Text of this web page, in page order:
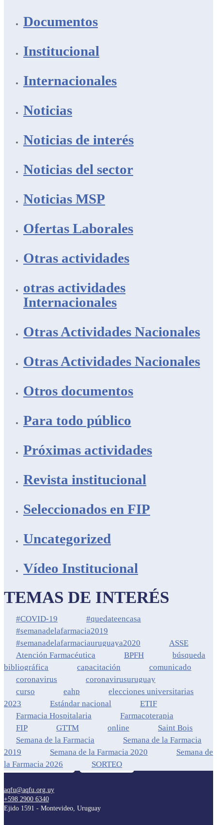
Documentos
Institucional
Internacionales
Noticias
Noticias de interés
Noticias del sector
Noticias MSP
Ofertas Laborales
Otras actividades
otras actividades
Internacionales
Otras Actividades Nacionales
Otras Actividades Nacionales
Otros documentos
Para todo público
Próximas actividades
Revista institucional
Seleccionados en FIP
Uncategorized
Vídeo Institucional
TEMAS DE INTERÉS
#COVID-19
#quedateencasa
#semanadelafarmacia2019
#semanadelafarmaciauruguaya2020
ASSE
Atención Farmacéutica
BPFH
búsqueda
bibliográfica
capacitación
comunicado
coronavirus
coronavirusuruguay
curso
eahp
elecciones universitarias
2023
Estándar nacional
ETIF
Farmacia Hospitalaria
Farmacoterapia
FIP
GTTM online
Saint Bois
Semana de la Farmacia
Semana de la Farmacia
2019
Semana de la Farmacia 2020
Semana de
la Farmacia 2026
SORTEO
aqfu@aqfu.org.uy
+598 2900 6340
Ejido 1591 - Montevideo, Uruguay